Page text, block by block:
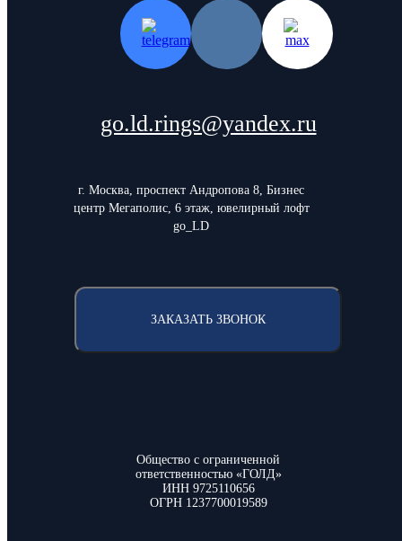
go.ld.rings@yandex.ru
г. Москва, проспект Андропова 8, Бизнес
центр Мегаполис, 6 этаж, ювелирный лофт
go_LD
ЗАКАЗАТЬ ЗВОНОК
Общество с ограниченной
ответственностью «ГОЛД»
ИНН 9725110656
ОГРН 1237700019589